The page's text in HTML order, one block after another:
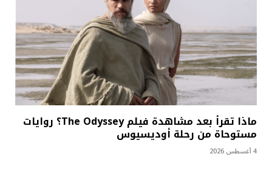
ماذا تقرأ بعد مشاهدة فيلم The Odyssey؟ روايات
مستوحاة من رحلة أوديسيوس
4 أغسطس 2026